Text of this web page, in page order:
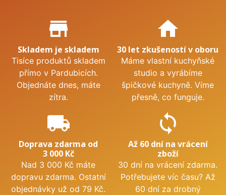
Proč nakupovat u nás?
store_mall_directory
Skladem je skladem
Tisíce produktů skladem
přímo v Pardubicích.
Objednáte dnes, máte
zítra.
home
30 let zkušeností v oboru
Máme vlastní kuchyňské
studio a vyrábíme
špičkové kuchyně. Víme
přesně, co funguje.
local_shipping
Doprava zdarma od
3 000 Kč
Nad 3 000 Kč máte
dopravu zdarma. Ostatní
objednávky už od 79 Kč.
sync
Až 60 dní na vrácení
zboží
30 dní na vrácení zdarma.
Potřebujete víc času? Až
60 dní za drobný